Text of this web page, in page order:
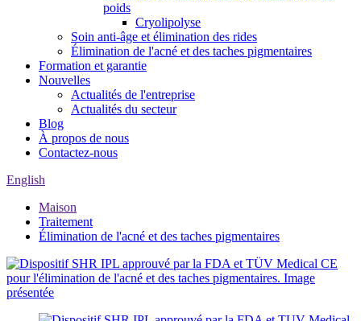
poids
Cryolipolyse
Soin anti-âge et élimination des rides
Élimination de l'acné et des taches pigmentaires
Formation et garantie
Nouvelles
Actualités de l'entreprise
Actualités du secteur
Blog
À propos de nous
Contactez-nous
English
Maison
Traitement
Élimination de l'acné et des taches pigmentaires